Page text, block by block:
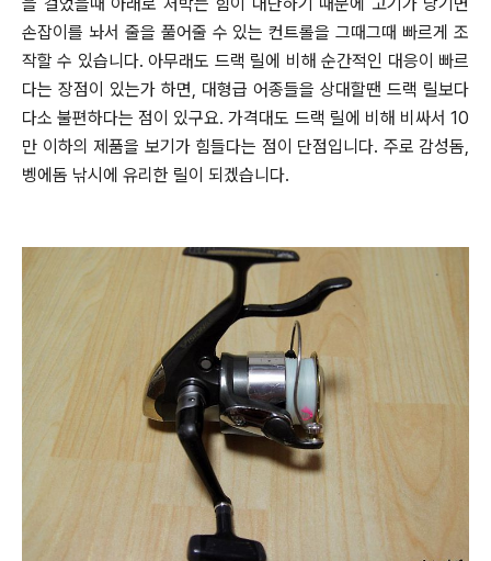
을 걸었을때 아래로 처박는 힘이 대단하기 때문에 고기가 당기면
손잡이를 놔서 줄을 풀어줄 수 있는 컨트롤을 그때그때 빠르게 조
작할 수 있습니다.아무래도 드랙 릴에 비해 순간적인 대응이 빠르
다는 장점이 있는가 하면, 대형급 어종들을 상대할땐 드랙 릴보다
다소불편하다는 점이 있구요.가격대도 드랙 릴에 비해 비싸서 10
만 이하의 제품을 보기가 힘들다는 점이 단점입니다. 주로 감성돔,
벵에돔 낚시에 유리한 릴이 되겠습니다.